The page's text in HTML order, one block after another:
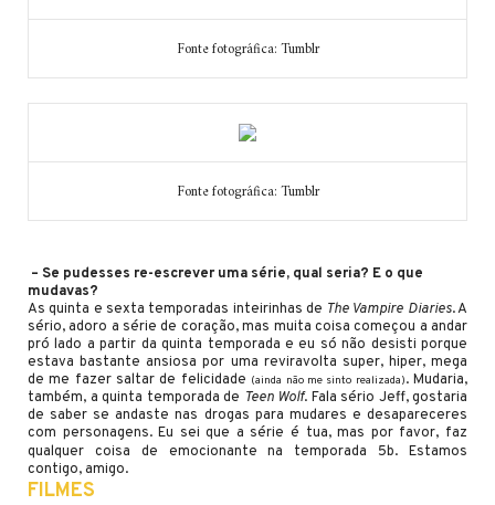
Fonte fotográfica: Tumblr
Fonte fotográfica: Tumblr
– Se pudesses re-escrever uma série, qual seria? E o que
mudavas?
As quinta e sexta temporadas inteirinhas de The Vampire Diaries. A
sério, adoro a série de coração, mas muita coisa começou a andar
pró lado a partir da quinta temporada e eu só não desisti porque
estava bastante ansiosa por uma reviravolta super, hiper, mega
de me fazer saltar de felicidade (ainda não me sinto realizada). Mudaria,
também, a quinta temporada de Teen Wolf. Fala sério Jeff, gostaria
de saber se andaste nas drogas para mudares e desapareceres
com personagens. Eu sei que a série é tua, mas por favor, faz
qualquer coisa de emocionante na temporada 5b.
Estamos
contigo, amigo.
FILMES